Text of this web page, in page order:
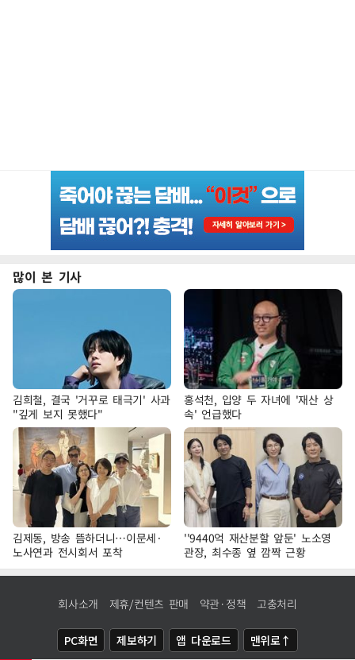
많이 본 기사
김희철, 결국 '거꾸로 태극기' 사과
"깊게 보지 못했다"
홍석천, 입양 두 자녀에 '재산 상
속' 언급했다
김제동, 방송 뜸하더니…이문세·
노사연과 전시회서 포착
''9440억 재산분할 앞둔' 노소영
관장, 최수종 옆 깜짝 근황
회사소개 제휴/컨텐츠 판매 약관·정책 고충처리
PC화면 제보하기 앱 다운로드 맨위로↑